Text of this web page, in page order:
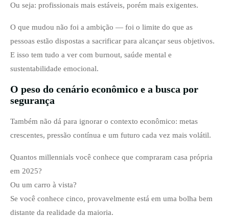
Ou seja: profissionais mais estáveis, porém mais exigentes.
O que mudou não foi a ambição — foi o limite do que as
pessoas estão dispostas a sacrificar para alcançar seus objetivos.
E isso tem tudo a ver com burnout, saúde mental e
sustentabilidade emocional.
O peso do cenário econômico e a busca por
segurança
Também não dá para ignorar o contexto econômico: metas
crescentes, pressão contínua e um futuro cada vez mais volátil.
Quantos millennials você conhece que compraram casa própria
em 2025?
Ou um carro à vista?
Se você conhece cinco, provavelmente está em uma bolha bem
distante da realidade da maioria.